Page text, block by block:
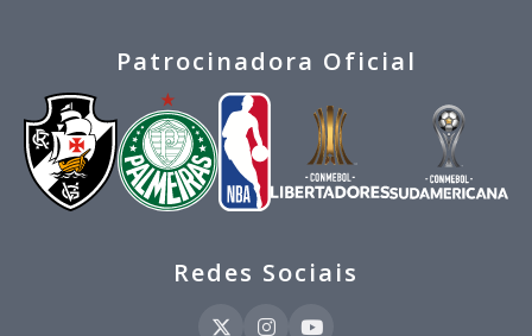
Patrocinadora Oficial
Redes Sociais